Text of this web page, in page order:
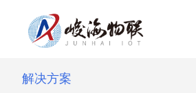
解决方案